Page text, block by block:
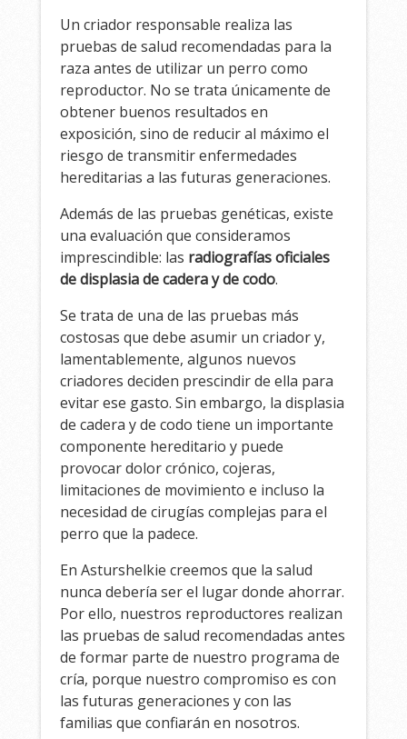
Un criador responsable realiza las
pruebas de salud recomendadas para la
raza antes de utilizar un perro como
reproductor. No se trata únicamente de
obtener buenos resultados en
exposición, sino de reducir al máximo el
riesgo de transmitir enfermedades
hereditarias a las futuras generaciones.
Además de las pruebas genéticas, existe
una evaluación que consideramos
imprescindible: las radiografías oficiales
de displasia de cadera y de codo.
Se trata de una de las pruebas más
costosas que debe asumir un criador y,
lamentablemente, algunos nuevos
criadores deciden prescindir de ella para
evitar ese gasto. Sin embargo, la displasia
de cadera y de codo tiene un importante
componente hereditario y puede
provocar dolor crónico, cojeras,
limitaciones de movimiento e incluso la
necesidad de cirugías complejas para el
perro que la padece.
En Asturshelkie creemos que la salud
nunca debería ser el lugar donde ahorrar.
Por ello, nuestros reproductores realizan
las pruebas de salud recomendadas antes
de formar parte de nuestro programa de
cría, porque nuestro compromiso es con
las futuras generaciones y con las
familias que confiarán en nosotros.